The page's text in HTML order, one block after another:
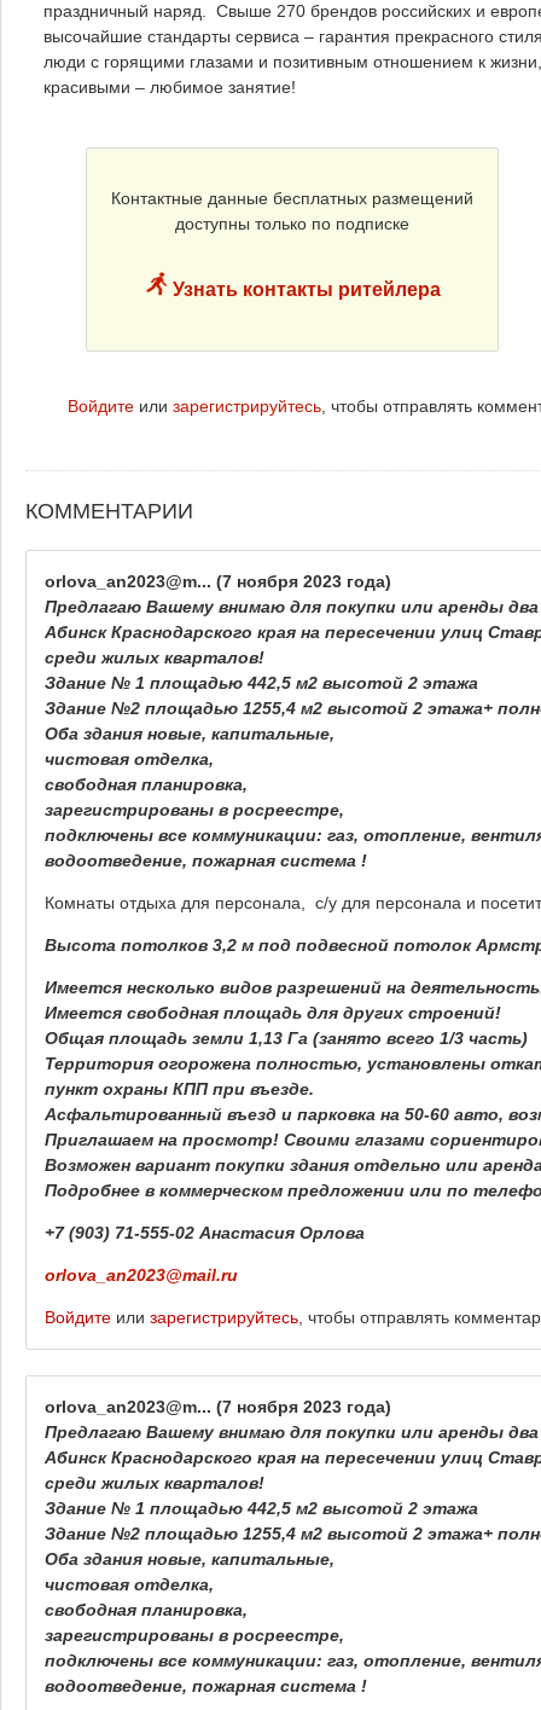
праздничный наряд. Свыше 270 брендов российских и
высочайшие стандарты сервиса – гарантия прекрасного
люди с горящими глазами и позитивным отношением к
красивыми – любимое занятие!
Контактные данные бесплатных размещений
доступны только по подписке
Узнать контакты ритейлера
Войдите или зарегистрируйтесь, чтобы отправлять
КОММЕНТАРИИ
orlova_an2023@m... (7 ноября 2023 года)
Предлагаю Вашему внимаю для покупки или аренды
Абинск Краснодарского края на пересечении улиц
среди жилых кварталов!
Здание № 1 площадью 442,5 м2 высотой 2 этажа
Здание №2 площадью 1255,4 м2 высотой 2 этажа+
Оба здания новые, капитальные,
чистовая отделка,
свободная планировка,
зарегистрированы в росреестре,
подключены все коммуникации: газ, отопление,
водоотведение, пожарная система !
Комнаты отдыха для персонала, с/у для персонала и
Высота потолков 3,2 м под подвесной потолок
Имеется несколько видов разрешений на
Имеется свободная площадь для других строений!
Общая площадь земли 1,13 Га (занято всего 1/3 часть)
Территория огорожена полностью, установлены
пункт охраны КПП при въезде.
Асфальтированный въезд и парковка на 50-60 авто,
Приглашаем на просмотр! Своими глазами
Возможен вариант покупки здания отдельно или
Подробнее в коммерческом предложении или по
+7 (903) 71-555-02 Анастасия Орлова
orlova_an2023@mail.ru
Войдите или зарегистрируйтесь , чтобы отправлять
orlova_an2023@m... (7 ноября 2023 года)
Предлагаю Вашему внимаю для покупки или аренды
Абинск Краснодарского края на пересечении улиц
среди жилых кварталов!
Здание № 1 площадью 442,5 м2 высотой 2 этажа
Здание №2 площадью 1255,4 м2 высотой 2 этажа+
Оба здания новые, капитальные,
чистовая отделка,
свободная планировка,
зарегистрированы в росреестре,
подключены все коммуникации: газ, отопление,
водоотведение, пожарная система !